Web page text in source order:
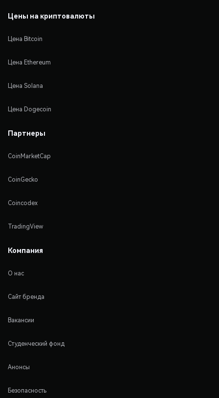
Цены на криптовалюты
Цена Bitcoin
Цена Ethereum
Цена Solana
Цена Dogecoin
Партнеры
CoinMarketCap
CoinGecko
Coincodex
TradingView
Компания
О нас
Сайт бренда
Вакансии
Студенческий фонд
Анонсы
Безопасность